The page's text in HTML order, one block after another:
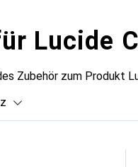
Lucide
Zubehör zum Produkt